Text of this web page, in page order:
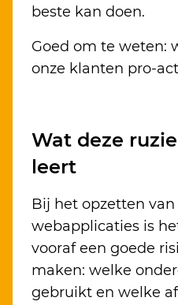
beste kan doen.
Goed om te weten:
onze klanten pro-
Wat deze
leert
Bij het opzetten
webapplicaties is
vooraf een goede
maken: welke
gebruikt en welke